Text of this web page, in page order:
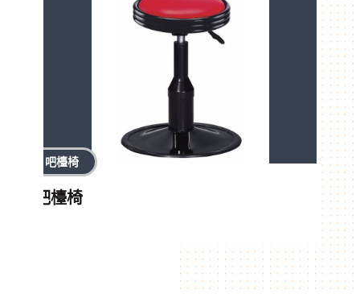
吧檯椅
吧檯椅